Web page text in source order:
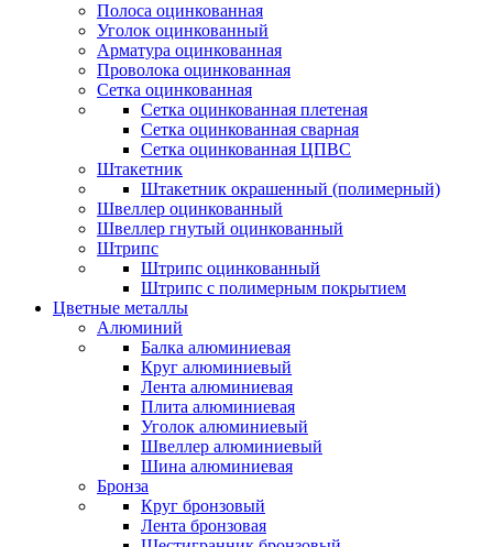
Полоса оцинкованная
Уголок оцинкованный
Арматура оцинкованная
Проволока оцинкованная
Сетка оцинкованная
Сетка оцинкованная плетеная
Сетка оцинкованная сварная
Сетка оцинкованная ЦПВС
Штакетник
Штакетник окрашенный (полимерный)
Швеллер оцинкованный
Швеллер гнутый оцинкованный
Штрипс
Штрипс оцинкованный
Штрипс с полимерным покрытием
Цветные металлы
Алюминий
Балка алюминиевая
Круг алюминиевый
Лента алюминиевая
Плита алюминиевая
Уголок алюминиевый
Швеллер алюминиевый
Шина алюминиевая
Бронза
Круг бронзовый
Лента бронзовая